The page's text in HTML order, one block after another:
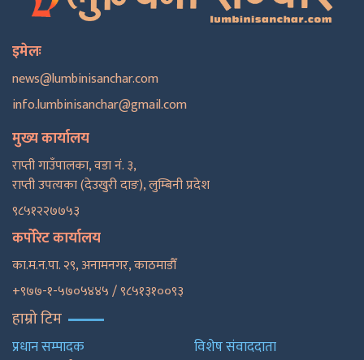
इमेलः
news@lumbinisanchar.com
info.lumbinisanchar@gmail.com
मुख्य कार्यालय
राप्ती गाउँपालका, वडा नं. ३,
राप्ती उपत्यका (देउखुरी दाङ), लुम्बिनी प्रदेश
९८५१२२७७५३
कर्पोरेट कार्यालय
का.म.न.पा. २९, अनामनगर, काठमाडाैँ
+९७७-१-५७०५४४५ / ९८५१३१००९३
हाम्रो टिम
प्रधान सम्पादक विशेष संवाददाता